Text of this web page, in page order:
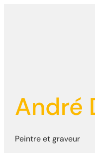
André
Peintre et graveur